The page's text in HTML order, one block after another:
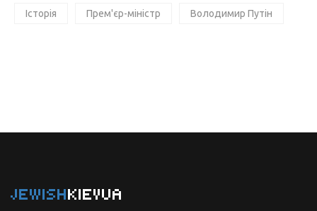
Історія Прем'єр-міністр Володимир Путін
JEWISHKIEVUA